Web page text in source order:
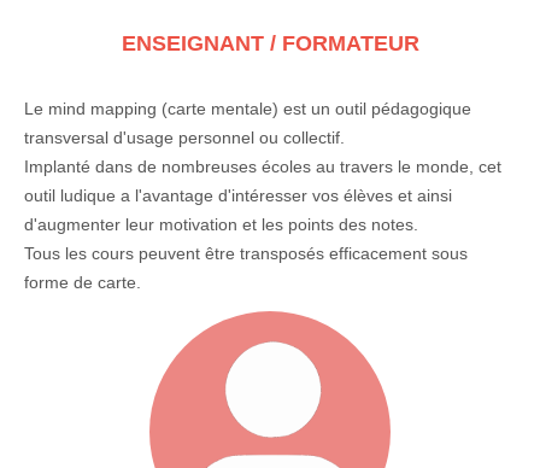
ENSEIGNANT / FORMATEUR
Le mind mapping (carte mentale) est un outil pédagogique
transversal d'usage personnel ou collectif.
Implanté dans de nombreuses écoles au travers le monde, cet
outil ludique a l'avantage d'intéresser vos élèves et ainsi
d'augmenter leur motivation et les points des notes.
Tous les cours peuvent être transposés efficacement sous
forme de carte.